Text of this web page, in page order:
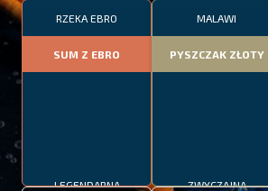
RZEKA EBRO
SUM Z EBRO
MALAWI
PYSZCZAK ZŁOTY